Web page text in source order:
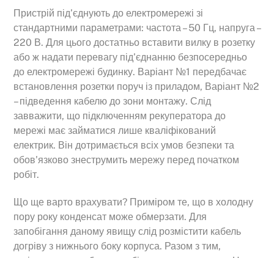
Пристрій під’єднують до електромережі зі
стандартними параметрами: частота – 50 Гц, напруга –
220 В. Для цього достатньо вставити вилку в розетку
або ж надати перевагу під’єднанню безпосередньо
до електромережі будинку. Варіант №1 передбачає
встановлення розетки поруч із приладом, Варіант №2
– підведення кабелю до зони монтажу. Слід
завважити, що підключенням рекуператора до
мережі має займатися лише кваліфікований
електрик. Він дотримається всіх умов безпеки та
обов’язково знеструмить мережу перед початком
робіт.
Що ще варто врахувати? Приміром те, що в холодну
пору року конденсат може обмерзати. Для
запобігання даному явищу слід розмістити кабель
догріву з нижнього боку корпуса. Разом з тим,